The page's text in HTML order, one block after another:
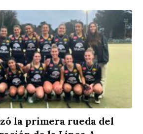
la primera rueda del